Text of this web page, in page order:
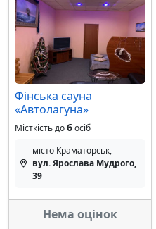
Фінська сауна
«Автолагуна»
Місткість до6осіб
місто Краматорськ,
вул. Ярослава Мудрого,
39
Нема оцінок